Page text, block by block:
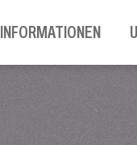
INFORMATIONEN